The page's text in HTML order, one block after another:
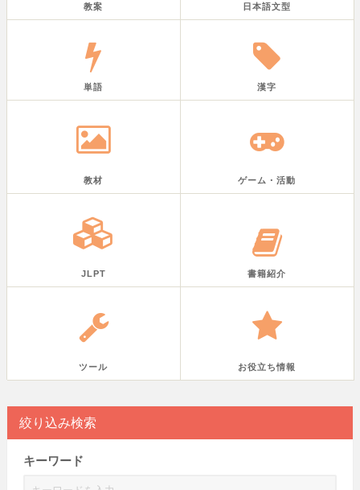
教案 日本語文型
単語 漢字
教材 ゲーム・活動
JLPT 書籍紹介
ツール お役立ち情報
絞り込み検索
キーワード